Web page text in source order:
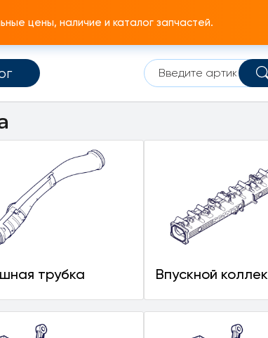
цены, наличие и каталог запчастей.
забора воздуха
трубка Впускной